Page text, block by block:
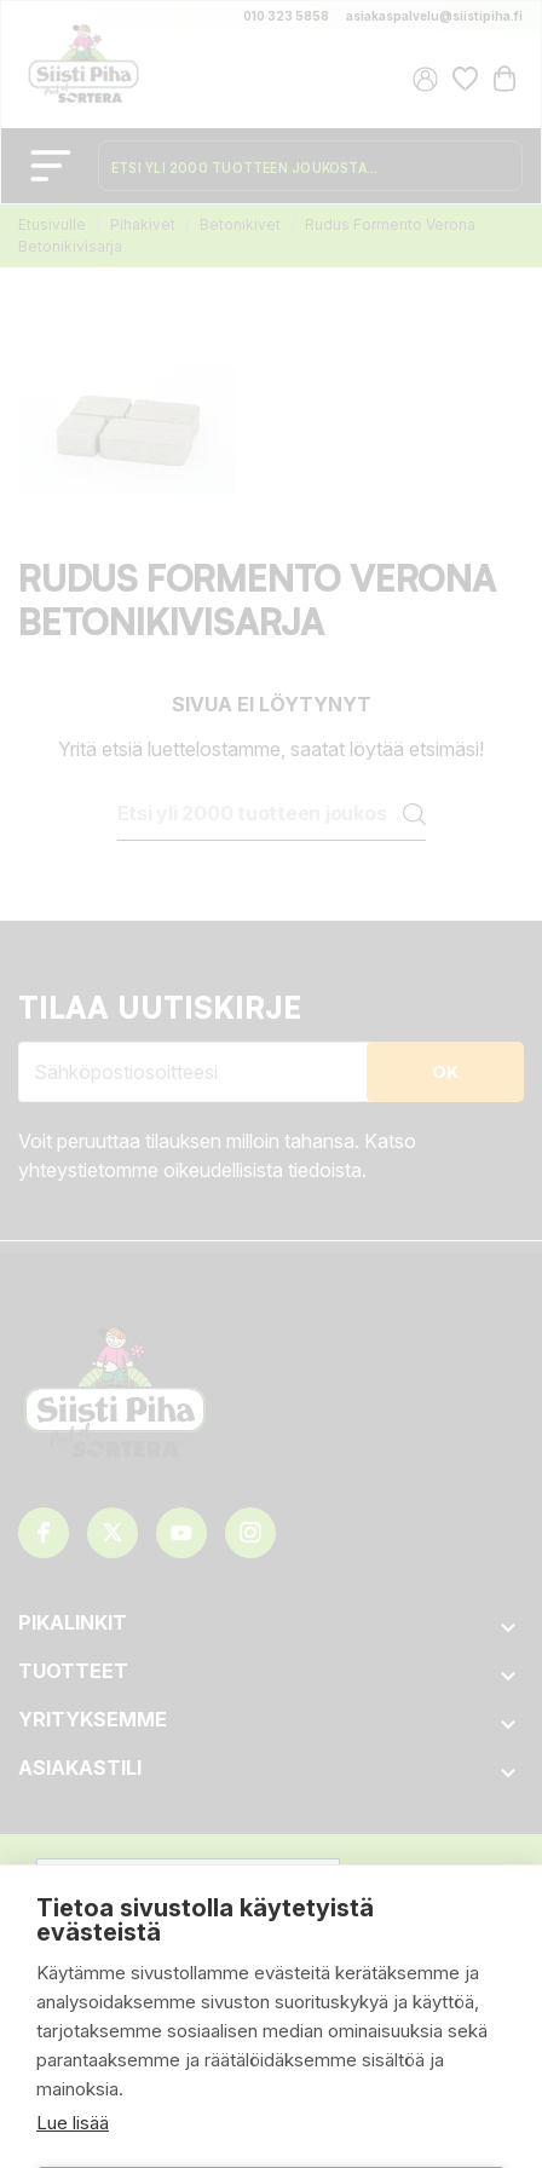
Tietoa sivustolla käytetyistä
evästeistä
Käytämme sivustollamme evästeitä kerätäksemme ja
analysoidaksemme sivuston suorituskykyä ja käyttöä,
tarjotaksemme sosiaalisen median ominaisuuksia sekä
parantaaksemme ja räätälöidäksemme sisältöä ja
mainoksia.
Lue lisää
010 323 5858 asiakaspalvelu@siistipiha.fi
Etusivulle Pihakivet Betonikivet
Rudus Formento Verona
Betonikivisarja
RUDUS FORMENTO VERONA
BETONIKIVISARJA
SIVUA EI LÖYTYNYT
Yritä etsiä luettelostamme, saatat löytää etsimäsi!
TILAA UUTISKIRJE
Voit peruuttaa tilauksen milloin tahansa. Katso
yhteystietomme oikeudellisista tiedoista.
PIKALINKIT 
TUOTTEET 
YRITYKSEMME 
ASIAKASTILI 